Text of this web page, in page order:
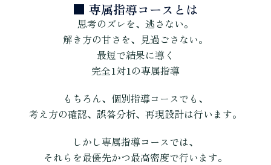
■ 専属指導コースとは
思考のズレを、逃さない。
解き方の甘さを、見過ごさない。
最短で結果に導く
完全1対1の専属指導
もちろん、個別指導コースでも、
考え方の確認、誤答分析、再現設計は行います。
しかし専属指導コースでは、
それらを最優先かつ最高密度で行います。